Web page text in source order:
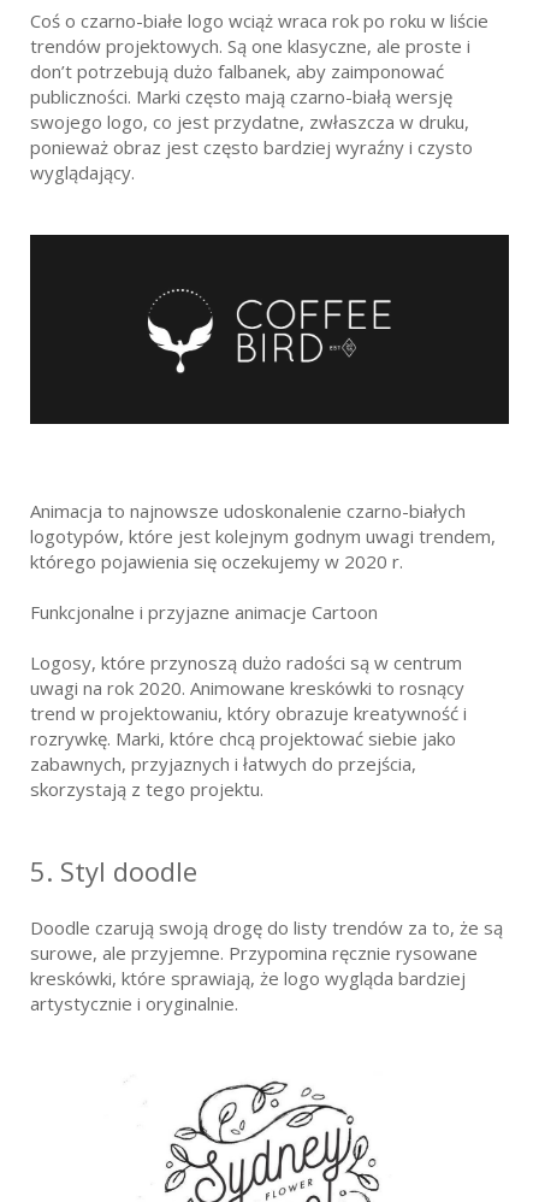
Coś o czarno-białe logo wciąż wraca rok po roku w liście
trendów projektowych. Są one klasyczne, ale proste i
don’t potrzebują dużo falbanek, aby zaimponować
publiczności. Marki często mają czarno-białą wersję
swojego logo, co jest przydatne, zwłaszcza w druku,
ponieważ obraz jest często bardziej wyraźny i czysto
wyglądający.
Animacja to najnowsze udoskonalenie czarno-białych
logotypów, które jest kolejnym godnym uwagi trendem,
którego pojawienia się oczekujemy w 2020 r.
Funkcjonalne i przyjazne animacje Cartoon
Logosy, które przynoszą dużo radości są w centrum
uwagi na rok 2020. Animowane kreskówki to rosnący
trend w projektowaniu, który obrazuje kreatywność i
rozrywkę. Marki, które chcą projektować siebie jako
zabawnych, przyjaznych i łatwych do przejścia,
skorzystają z tego projektu.
5. Styl doodle
Doodle czarują swoją drogę do listy trendów za to, że są
surowe, ale przyjemne. Przypomina ręcznie rysowane
kreskówki, które sprawiają, że logo wygląda bardziej
artystycznie i oryginalnie.